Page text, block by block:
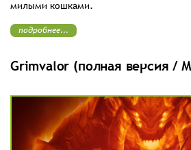
милыми кошками.
подробнее...
Grimvalor (полная версия /